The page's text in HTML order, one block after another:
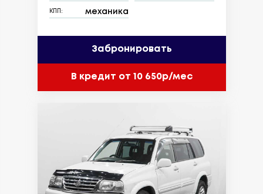
КПП: механика
Забронировать
В кредит от 10 650р/мес